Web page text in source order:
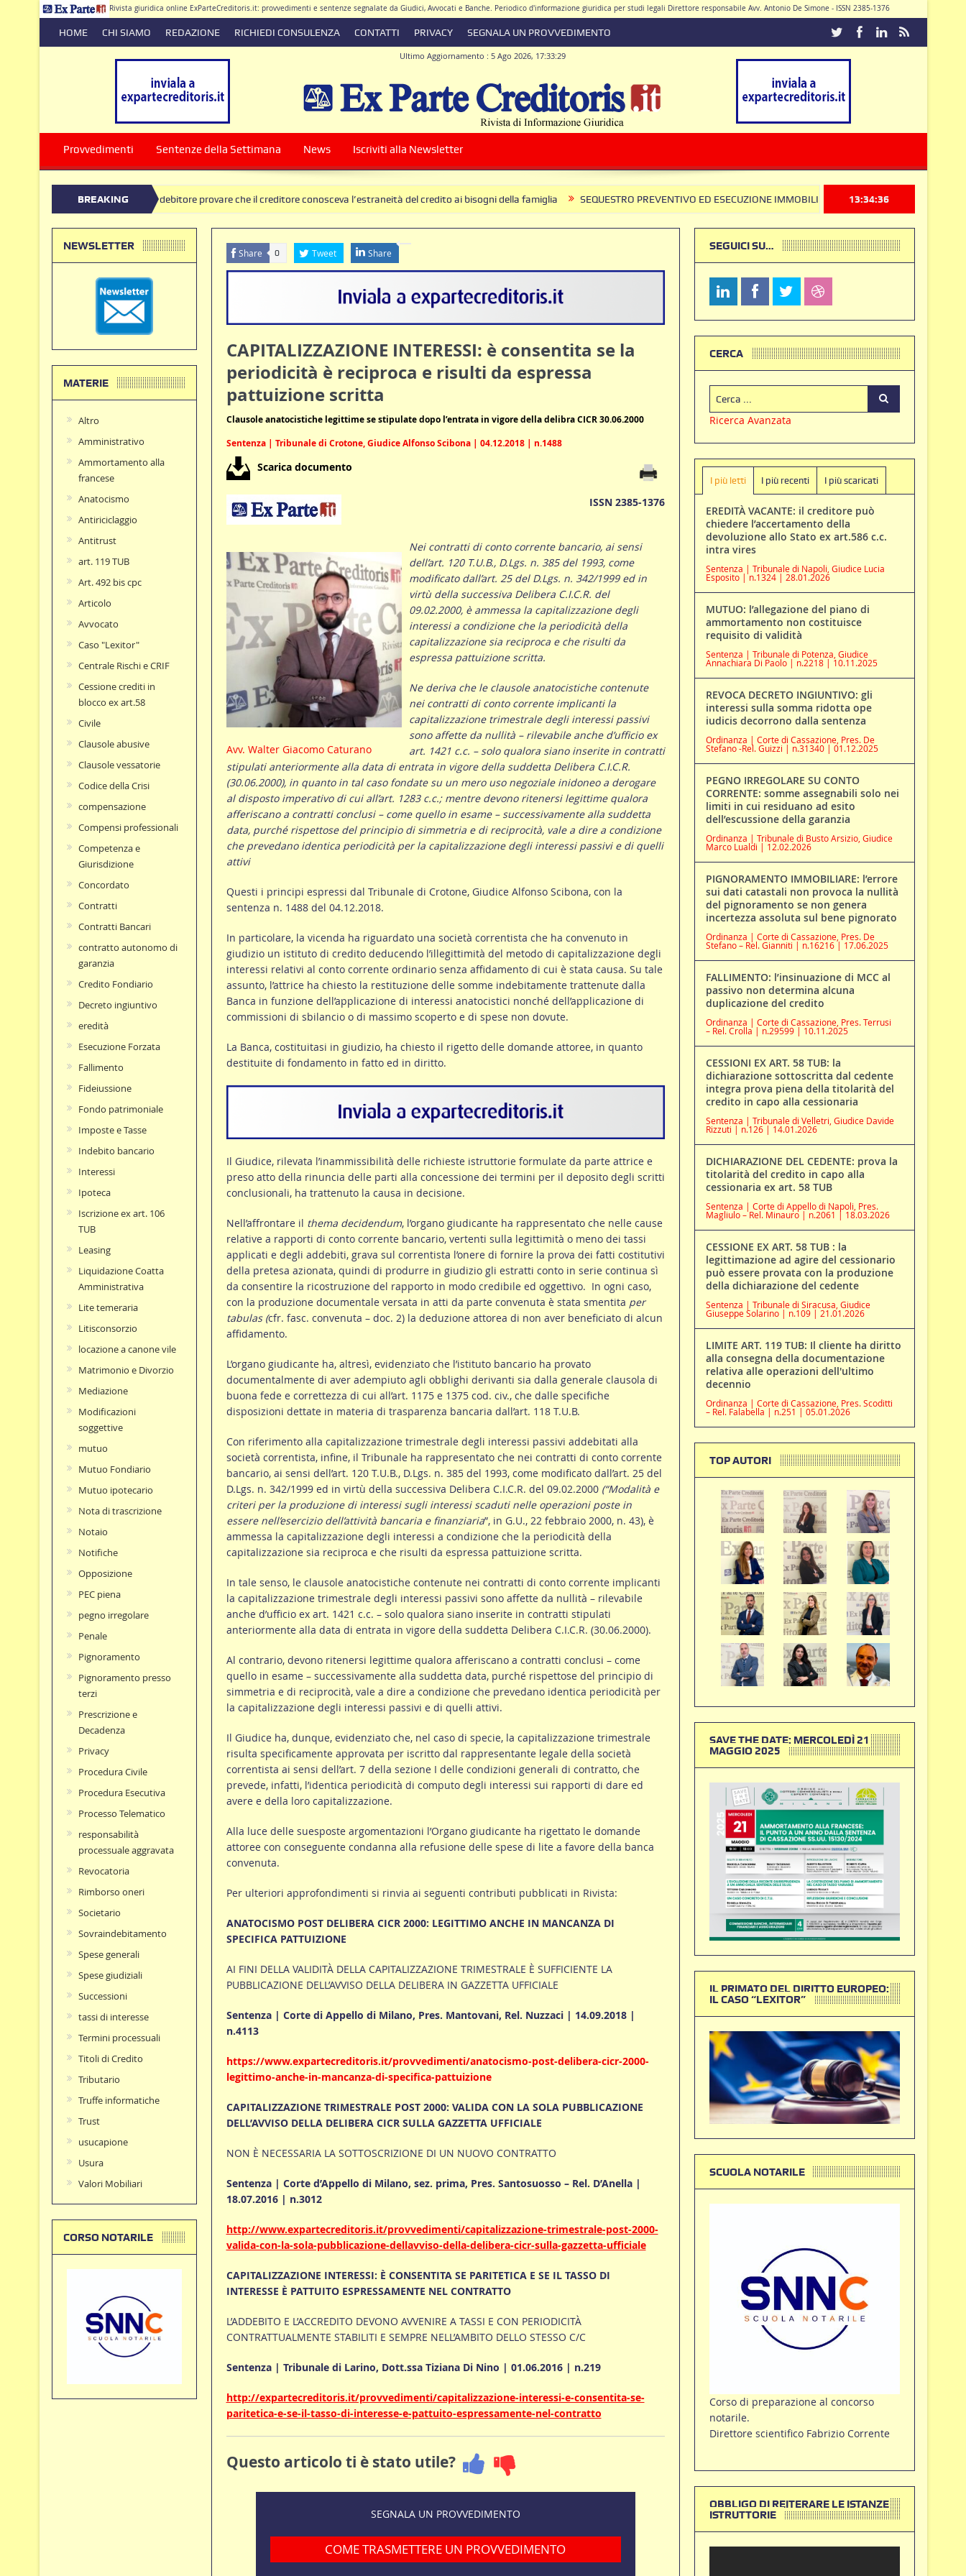
Rivista giuridica online ExParteCreditoris.it: provvedimenti e sentenze segnalate da Giudici, Avvocati e Banche. Periodico d'informazione giuridica per studi legali Direttore responsabile Avv. Antonio De Simone - ISSN 2385-1376
HOME CHI SIAMO REDAZIONE RICHIEDI CONSULENZA CONTATTI PRIVACY SEGNALA UN PROVVEDIMENTO
Ultimo Aggiornamento : 5 Ago 2026, 17:33:29
Direttore Responsabile Avv. Antonio De Simone
Provvedimenti Sentenze della Settimana News Iscriviti alla Newsletter
BREAKING
NEWS
spetta al debitore provare che il creditore conosceva l’estraneità del credito ai bisogni della famiglia SEQUESTRO PREVENTIVO ED ESECUZIONE IMMOBILIARE: la Corte Costituzionale frena sul
di somme versate in presenza di clausole nulle deve produrre il contratto di conto corrente
13:34:37
Share 0 Tweet Share
CAPITALIZZAZIONE INTERESSI: è consentita se la
periodicità è reciproca e risulti da espressa
pattuizione scritta
Clausole anatocistiche legittime se stipulate dopo l’entrata in vigore della delibra CICR 30.06.2000
Sentenza | Tribunale di Crotone, Giudice Alfonso Scibona | 04.12.2018 | n.1488
Scarica documento
ISSN 2385-1376
Avv. Walter Giacomo Caturano
Nei contratti di conto corrente bancario, ai sensi
dell’art. 120 T.U.B., D.Lgs. n. 385 del 1993, come
modificato dall’art. 25 del D.Lgs. n. 342/1999 ed in
virtù della successiva Delibera C.I.C.R. del
09.02.2000, è ammessa la capitalizzazione degli
interessi a condizione che la periodicità della
capitalizzazione sia reciproca e che risulti da
espressa pattuizione scritta.
Ne deriva che le clausole anatocistiche contenute
nei contratti di conto corrente implicanti la
capitalizzazione trimestrale degli interessi passivi
sono affette da nullità – rilevabile anche d’ufficio ex
art. 1421 c.c. – solo qualora siano inserite in contratti
stipulati anteriormente alla data di entrata in vigore della suddetta Delibera C.I.C.R.
(30.06.2000), in quanto in tal caso fondate su un mero uso negoziale inidoneo a derogare
al disposto imperativo di cui all’art. 1283 c.c.; mentre devono ritenersi legittime qualora
afferiscano a contratti conclusi – come quello in esame – successivamente alla suddetta
data, purché rispettose del principio di simmetria e di reciprocità, vale a dire a condizione
che prevedano identica periodicità per la capitalizzazione degli interessi passivi e di quelli
attivi
Questi i principi espressi dal Tribunale di Crotone, Giudice Alfonso Scibona, con la
sentenza n. 1488 del 04.12.2018.
In particolare, la vicenda ha riguardato una società correntista che ha convenuto in
giudizio un istituto di credito deducendo l’illegittimità del metodo di capitalizzazione degli
interessi relativi al conto corrente ordinario senza affidamento di cui è stata causa. Su tale
assunto, l’attrice ha chiesto la restituzione delle somme indebitamente trattenute dalla
Banca in funzione dell’applicazione di interessi anatocistici nonché dell’applicazione di
commissioni di sbilancio o di massimo scoperto e di spese non dovute.
La Banca, costituitasi in giudizio, ha chiesto il rigetto delle domande attoree, in quanto
destituite di fondamento in fatto ed in diritto.
Il Giudice, rilevata l’inammissibilità delle richieste istruttorie formulate da parte attrice e
preso atto della rinuncia delle parti alla concessione dei termini per il deposito degli scritti
conclusionali, ha trattenuto la causa in decisione.
Nell’affrontare il thema decidendum, l’organo giudicante ha rappresentato che nelle cause
relative a rapporti di conto corrente bancario, vertenti sulla legittimità o meno dei tassi
applicati e degli addebiti, grava sul correntista l’onere di fornire la prova dei fatti costitutivi
della pretesa azionata, quindi di produrre in giudizio gli estratti conto in serie continua sì
da consentire la ricostruzione del rapporto in modo credibile ed oggettivo. In ogni caso,
con la produzione documentale versata in atti da parte convenuta è stata smentita per
tabulas (cfr. fasc. convenuta – doc. 2) la deduzione attorea di non aver beneficiato di alcun
affidamento.
L’organo giudicante ha, altresì, evidenziato che l’istituto bancario ha provato
documentalmente di aver adempiuto agli obblighi derivanti sia dalla generale clausola di
buona fede e correttezza di cui all’art. 1175 e 1375 cod. civ., che dalle specifiche
disposizioni dettate in materia di trasparenza bancaria dall’art. 118 T.U.B.
Con riferimento alla capitalizzazione trimestrale degli interessi passivi addebitati alla
società correntista, infine, il Tribunale ha rappresentato che nei contratti di conto corrente
bancario, ai sensi dell’art. 120 T.U.B., D.Lgs. n. 385 del 1993, come modificato dall’art. 25 del
D.Lgs. n. 342/1999 ed in virtù della successiva Delibera C.I.C.R. del 09.02.2000(“Modalità e
criteri per la produzione di interessi sugli interessi scaduti nelle operazioni poste in
essere nell’esercizio dell’attività bancaria e finanziaria”, in G.U., 22 febbraio 2000, n. 43), è
ammessa la capitalizzazione degli interessi a condizione che la periodicità della
capitalizzazione sia reciproca e che risulti da espressa pattuizione scritta.
In tale senso, le clausole anatocistiche contenute nei contratti di conto corrente implicanti
la capitalizzazione trimestrale degli interessi passivi sono affette da nullità – rilevabile
anche d’ufficio ex art. 1421 c.c. – solo qualora siano inserite in contratti stipulati
anteriormente alla data di entrata in vigore della suddetta Delibera C.I.C.R. (30.06.2000).
Al contrario, devono ritenersi legittime qualora afferiscano a contratti conclusi – come
quello in esame – successivamente alla suddetta data, purché rispettose del principio di
simmetria e di reciprocità, vale a dire a condizione che prevedano identica periodicità per
la capitalizzazione degli interessi passivi e di quelli attivi.
Il Giudice ha, dunque, evidenziato che, nel caso di specie, la capitalizzazione trimestrale
risulta specificamente approvata per iscritto dal rappresentante legale della società
correntista ai sensi dell’art. 7 della sezione I delle condizioni generali di contratto, che
prevede, infatti, l’identica periodicità di computo degli interessi sui rapporti di dare ed
avere e della loro capitalizzazione.
Alla luce delle suesposte argomentazioni l’Organo giudicante ha rigettato le domande
attoree con conseguente condanna alla refusione delle spese di lite a favore della banca
convenuta.
Per ulteriori approfondimenti si rinvia ai seguenti contributi pubblicati in Rivista:
ANATOCISMO POST DELIBERA CICR 2000: LEGITTIMO ANCHE IN MANCANZA DI
SPECIFICA PATTUIZIONE
AI FINI DELLA VALIDITÀ DELLA CAPITALIZZAZIONE TRIMESTRALE È SUFFICIENTE LA
PUBBLICAZIONE DELL’AVVISO DELLA DELIBERA IN GAZZETTA UFFICIALE
Sentenza | Corte di Appello di Milano, Pres. Mantovani, Rel. Nuzzaci | 14.09.2018 |
n.4113
https://www.expartecreditoris.it/provvedimenti/anatocismo-post-delibera-cicr-2000-
legittimo-anche-in-mancanza-di-specifica-pattuizione
CAPITALIZZAZIONE TRIMESTRALE POST 2000: VALIDA CON LA SOLA PUBBLICAZIONE
DELL’AVVISO DELLA DELIBERA CICR SULLA GAZZETTA UFFICIALE
NON È NECESSARIA LA SOTTOSCRIZIONE DI UN NUOVO CONTRATTO
Sentenza | Corte d’Appello di Milano, sez. prima, Pres. Santosuosso – Rel. D’Anella |
18.07.2016 | n.3012
http://www.expartecreditoris.it/provvedimenti/capitalizzazione-trimestrale-post-2000-
valida-con-la-sola-pubblicazione-dellavviso-della-delibera-cicr-sulla-gazzetta-ufficiale
CAPITALIZZAZIONE INTERESSI: È CONSENTITA SE PARITETICA E SE IL TASSO DI
INTERESSE È PATTUITO ESPRESSAMENTE NEL CONTRATTO
L’ADDEBITO E L’ACCREDITO DEVONO AVVENIRE A TASSI E CON PERIODICITÀ
CONTRATTUALMENTE STABILITI E SEMPRE NELL’AMBITO DELLO STESSO C/C
Sentenza | Tribunale di Larino, Dott.ssa Tiziana Di Nino | 01.06.2016 | n.219
http://expartecreditoris.it/provvedimenti/capitalizzazione-interessi-e-consentita-se-
paritetica-e-se-il-tasso-di-interesse-e-pattuito-espressamente-nel-contratto
Questo articolo ti è stato utile?
SEGNALA UN PROVVEDIMENTO
COME TRASMETTERE UN PROVVEDIMENTO
NEWSLETTER
MATERIE
Altro
Amministrativo
Ammortamento alla
francese
Anatocismo
Antiriciclaggio
Antitrust
art. 119 TUB
Art. 492 bis cpc
Articolo
Avvocato
Caso "Lexitor"
Centrale Rischi e CRIF
Cessione crediti in
blocco ex art.58
Civile
Clausole abusive
Clausole vessatorie
Codice della Crisi
compensazione
Compensi professionali
Competenza e
Giurisdizione
Concordato
Contratti
Contratti Bancari
contratto autonomo di
garanzia
Credito Fondiario
Decreto ingiuntivo
eredità
Esecuzione Forzata
Fallimento
Fideiussione
Fondo patrimoniale
Imposte e Tasse
Indebito bancario
Interessi
Ipoteca
Iscrizione ex art. 106
TUB
Leasing
Liquidazione Coatta
Amministrativa
Lite temeraria
Litisconsorzio
locazione a canone vile
Matrimonio e Divorzio
Mediazione
Modificazioni
soggettive
mutuo
Mutuo Fondiario
Mutuo ipotecario
Nota di trascrizione
Notaio
Notifiche
Opposizione
PEC piena
pegno irregolare
Penale
Pignoramento
Pignoramento presso
terzi
Prescrizione e
Decadenza
Privacy
Procedura Civile
Procedura Esecutiva
Processo Telematico
responsabilità
processuale aggravata
Revocatoria
Rimborso oneri
Societario
Sovraindebitamento
Spese generali
Spese giudiziali
Successioni
tassi di interesse
Termini processuali
Titoli di Credito
Tributario
Truffe informatiche
Trust
usucapione
Usura
Valori Mobiliari
CORSO NOTARILE
SEGUICI SU…
CERCA
Ricerca Avanzata
I più letti I più recenti I più scaricati
EREDITÀ VACANTE: il creditore può
chiedere l’accertamento della
devoluzione allo Stato ex art.586 c.c.
intra vires
Sentenza | Tribunale di Napoli, Giudice Lucia
Esposito | n.1324 | 28.01.2026
MUTUO: l’allegazione del piano di
ammortamento non costituisce
requisito di validità
Sentenza | Tribunale di Potenza, Giudice
Annachiara Di Paolo | n.2218 | 10.11.2025
REVOCA DECRETO INGIUNTIVO: gli
interessi sulla somma ridotta ope
iudicis decorrono dalla sentenza
Ordinanza | Corte di Cassazione, Pres. De
Stefano -Rel. Guizzi | n.31340 | 01.12.2025
PEGNO IRREGOLARE SU CONTO
CORRENTE: somme assegnabili solo nei
limiti in cui residuano ad esito
dell’escussione della garanzia
Ordinanza | Tribunale di Busto Arsizio, Giudice
Marco Lualdi | 12.02.2026
PIGNORAMENTO IMMOBILIARE: l’errore
sui dati catastali non provoca la nullità
del pignoramento se non genera
incertezza assoluta sul bene pignorato
Ordinanza | Corte di Cassazione, Pres. De
Stefano – Rel. Gianniti | n.16216 | 17.06.2025
FALLIMENTO: l’insinuazione di MCC al
passivo non determina alcuna
duplicazione del credito
Ordinanza | Corte di Cassazione, Pres. Terrusi
– Rel. Crolla | n.29599 | 10.11.2025
CESSIONI EX ART. 58 TUB: la
dichiarazione sottoscritta dal cedente
integra prova piena della titolarità del
credito in capo alla cessionaria
Sentenza | Tribunale di Velletri, Giudice Davide
Rizzuti | n.126 | 14.01.2026
DICHIARAZIONE DEL CEDENTE: prova la
titolarità del credito in capo alla
cessionaria ex art. 58 TUB
Sentenza | Corte di Appello di Napoli, Pres.
Magliulo – Rel. Minauro | n.2061 | 18.03.2026
CESSIONE EX ART. 58 TUB : la
legittimazione ad agire del cessionario
può essere provata con la produzione
della dichiarazione del cedente
Sentenza | Tribunale di Siracusa, Giudice
Giuseppe Solarino | n.109 | 21.01.2026
LIMITE ART. 119 TUB: Il cliente ha diritto
alla consegna della documentazione
relativa alle operazioni dell'ultimo
decennio
Ordinanza | Corte di Cassazione, Pres. Scoditti
– Rel. Falabella | n.251 | 05.01.2026
TOP AUTORI
SAVE THE DATE: MERCOLEDÌ 21
MAGGIO 2025
IL PRIMATO DEL DIRITTO EUROPEO:
IL CASO “LEXITOR”
SCUOLA NOTARILE
Corso di preparazione al concorso
notarile.
Direttore scientifico Fabrizio Corrente
OBBLIGO DI REITERARE LE ISTANZE
ISTRUTTORIE